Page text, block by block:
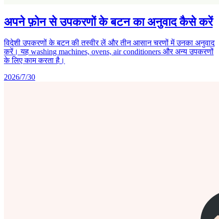
अपने फ़ोन से उपकरणों के बटन का अनुवाद कैसे करें
विदेशी उपकरणों के बटन की तस्वीर लें और तीन आसान चरणों में उनका अनुवाद
करें। यह washing machines, ovens, air conditioners और अन्य उपकरणों
के लिए काम करता है।
2026/7/30